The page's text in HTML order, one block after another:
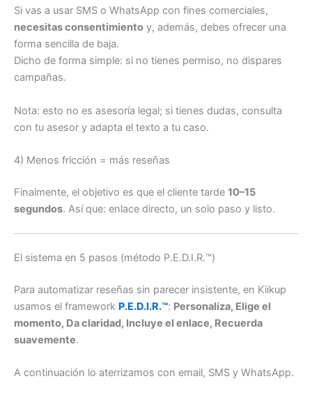
Si vas a usar SMS o WhatsApp con fines comerciales,
necesitas consentimiento y, además, debes ofrecer una
forma sencilla de baja.
Dicho de forma simple: si no tienes permiso, no dispares
campañas.
Nota: esto no es asesoría legal; si tienes dudas, consulta
con tu asesor y adapta el texto a tu caso.
4) Menos fricción = más reseñas
Finalmente, el objetivo es que el cliente tarde 10–15
segundos. Así que: enlace directo, un solo paso y listo.
El sistema en 5 pasos (método P.E.D.I.R.™)
Para automatizar reseñas sin parecer insistente, en Kiikup
usamos el framework P.E.D.I.R.™: Personaliza, Elige el
momento, Da claridad, Incluye el enlace, Recuerda
suavemente.
A continuación lo aterrizamos con email, SMS y WhatsApp.